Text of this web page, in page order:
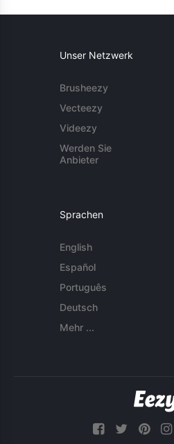
Unser Netzwerk
Brusheezy
Vecteezy
Videezy
Werden Sie
Anbieter
Sprachen
English
Español
Português
Deutsch
Mehr ...